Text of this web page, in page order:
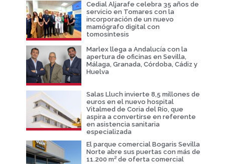
Cedial Aljarafe celebra 35 años de
servicio en Tomares con la
incorporación de un nuevo
mamógrafo digital con
tomosíntesis
Marlex llega a Andalucía con la
apertura de oficinas en Sevilla,
Málaga, Granada, Córdoba, Cádiz y
Huelva
Salas Lluch invierte 8,5 millones de
euros en el nuevo hospital
Vitalmed de Coria del Río, que
aspira a convertirse en referente
en asistencia sanitaria
especializada
El parque comercial Bogaris Sevilla
Norte abre sus puertas con más de
11.200 m² de oferta comercial